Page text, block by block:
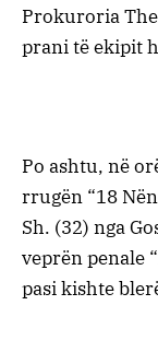
Prokuroria
prani të ekipit
Po ashtu, në
rrugën “18
Sh. (32) nga
veprën penale
pasi kishte